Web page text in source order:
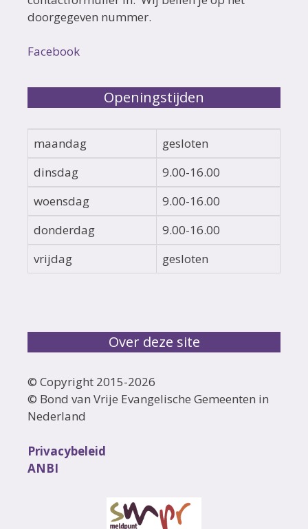
doorgegeven nummer.
Facebook
Openingstijden
maandag
gesloten
dinsdag
9.00-16.00
woensdag
9.00-16.00
donderdag
9.00-16.00
vrijdag
gesloten
Over deze site
© Copyright 2015-2026
© Bond van Vrije Evangelische Gemeenten in
Nederland
Privacybeleid
ANBI